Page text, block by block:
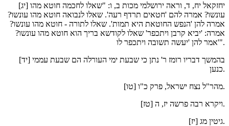
[יג] יחזקאל יח, ד, וראה ירושלמי מכות ב, ו: "שאלו לחכמה חוטא מהו
עונשו? אמרה להם 'חטאים תרדף רעה'. שאלו לנבואה חוטא מהו עונשו?
אמרה להן 'הנפש החוטאת היא תמות'. שאלו לתורה - חוטא מהו עונשו?
אמרה: 'יביא קרבן ויתכפר' שאלו לקודשא בריך הוא חוטא מהו עונשו?
אמר להן 'יעשה תשובה ויתכפר לו'".
[יד] בהמשך דבריו רומז ר' נתן כי שבעת ימי העורלה הם שבעת עממי
כנען.
[טו] מהר"ל נצח ישראל, פרק כ"ו.
[טז] ויקרא רבה פרשה יז, ה.
[יז] גיטין מג.